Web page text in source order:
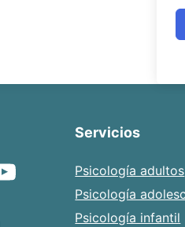
Servicios
Psicología adultos
Psicología
Psicología infantil